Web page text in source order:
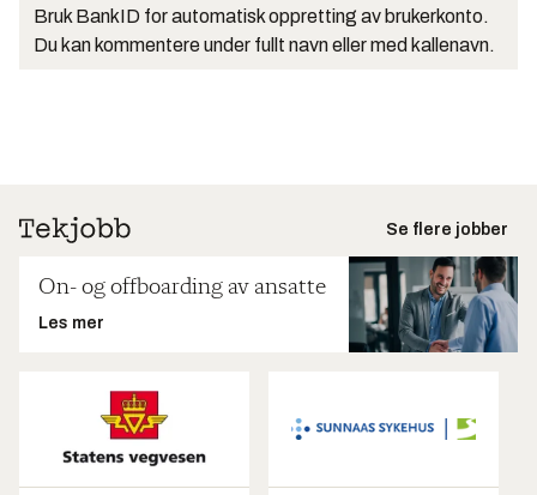
Bruk BankID for automatisk oppretting av brukerkonto.
Du kan kommentere under fullt navn eller med kallenavn.
Se flere jobber
On- og offboarding av ansatte
Les mer